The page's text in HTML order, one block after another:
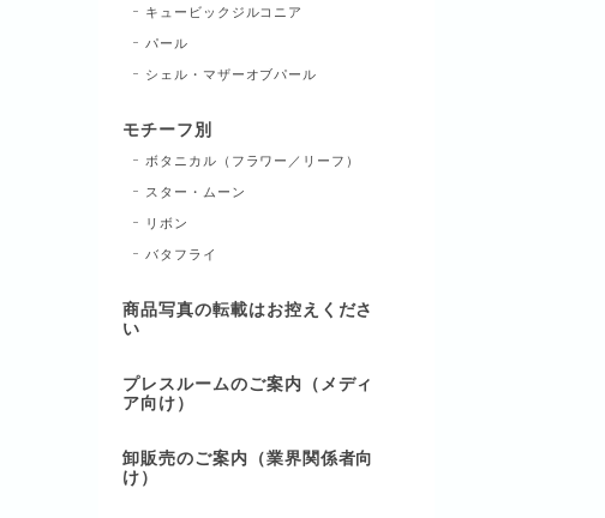
キュービックジルコニア
パール
シェル・マザーオブパール
モチーフ別
ボタニカル（フラワー／リーフ）
スター・ムーン
リボン
バタフライ
商品写真の転載はお控えくださ
い
プレスルームのご案内（メディ
ア向け）
卸販売のご案内（業界関係者向
け）